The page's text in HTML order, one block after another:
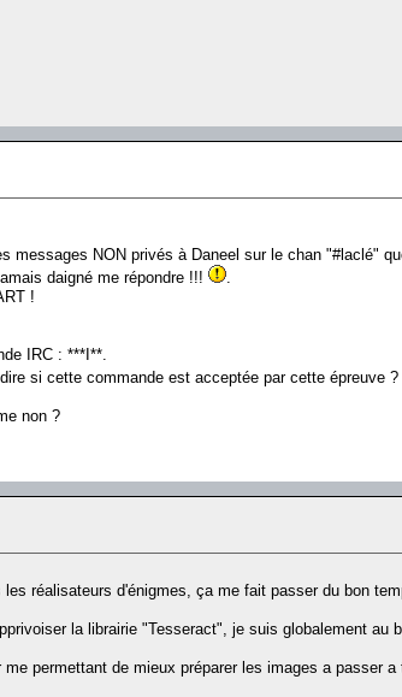
messages NON privés à Daneel sur le chan "#laclé"
daigné me répondre !!!
!
IRC : ***I**.
dire si cette commande est acceptée par cette épreuve ?
non ?
réalisateurs d'énigmes, ça me fait passer du bon
la librairie "Tesseract", je suis globalement
permettant de mieux préparer les images a passer